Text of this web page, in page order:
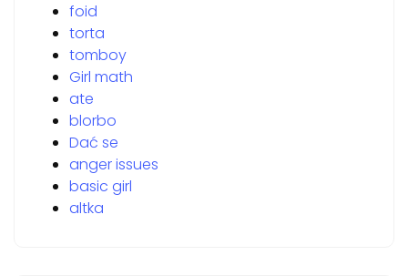
foid
torta
tomboy
Girl math
ate
blorbo
Dać se
anger issues
basic girl
altka